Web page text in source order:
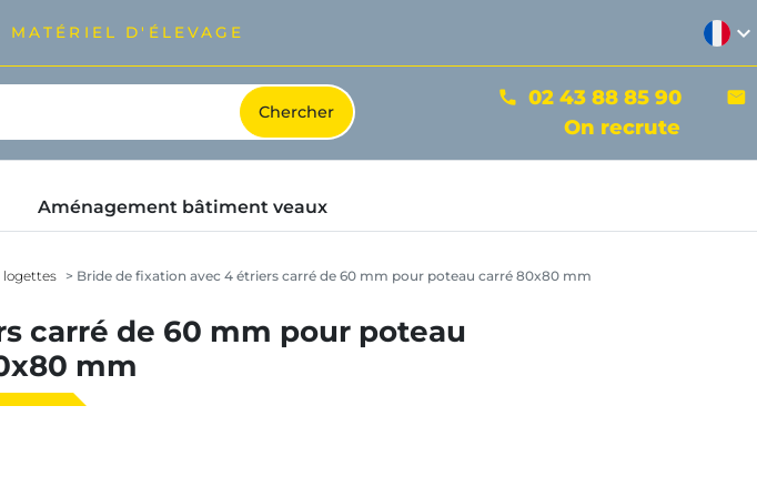
D'ÉLEVAGE expand_more
phone 02 43 88 85 90 mail
On recrute
Aménagement bâtiment veaux
logettes Bride de fixation avec 4 étriers carré de 60 mm pour poteau carré 80x80 mm
carré de 60 mm pour poteau
mm